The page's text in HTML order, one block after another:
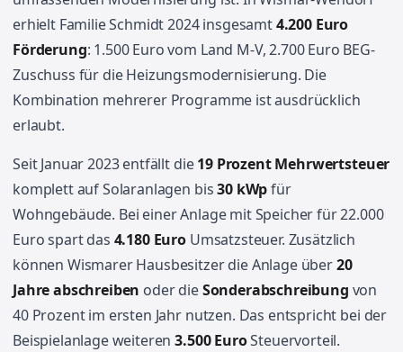
erhielt Familie Schmidt 2024 insgesamt4.200 Euro
Förderung: 1.500 Euro vom Land M-V, 2.700 Euro BEG-
Zuschuss für die Heizungsmodernisierung. Die
Kombination mehrerer Programme ist ausdrücklich
erlaubt.
Seit Januar 2023 entfällt die19 Prozent Mehrwertsteuer
komplett auf Solaranlagen bis30 kWpfür
Wohngebäude. Bei einer Anlage mit Speicher für 22.000
Euro spart das 4.180 Euro Umsatzsteuer. Zusätzlich
können Wismarer Hausbesitzer die Anlage über20
Jahre abschreiben oder dieSonderabschreibung von
40 Prozent im ersten Jahr nutzen. Das entspricht bei der
Beispielanlage weiteren3.500 EuroSteuervorteil.